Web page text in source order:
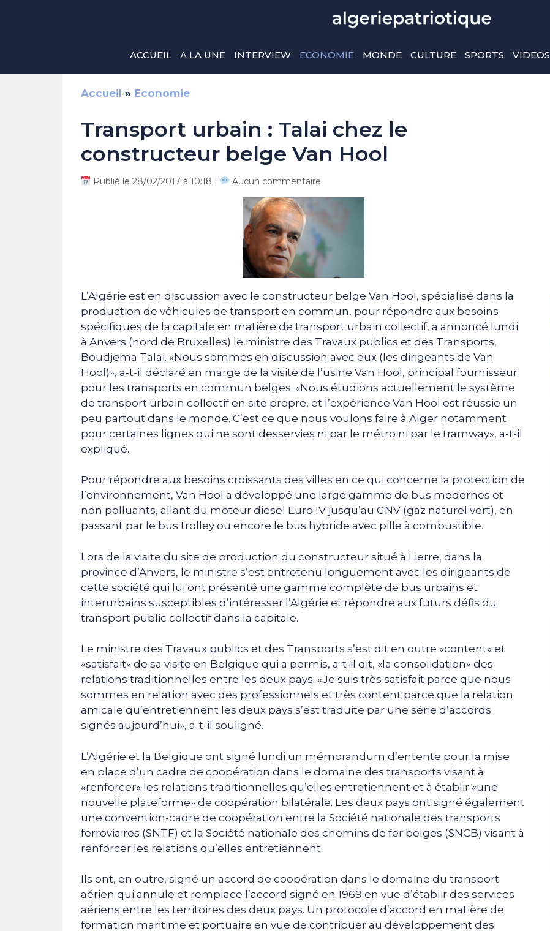
ACCUEIL A LA UNE INTERVIEW ECONOMIE MONDE CULTURE SPORTS VIDEOS
Accueil » Economie
Transport urbain : Talai chez le
constructeur belge Van Hool
Publié le 28/02/2017 à 10:18 | Aucun commentaire
L’Algérie est en discussion avec le constructeur belge Van Hool, spécialisé dans la
production de véhicules de transport en commun, pour répondre aux besoins
spécifiques de la capitale en matière de transport urbain collectif, a annoncé lundi
à Anvers (nord de Bruxelles) le ministre des Travaux publics et des Transports,
Boudjema Talai. «Nous sommes en discussion avec eux (les dirigeants de Van
Hool)», a-t-il déclaré en marge de la visite de l’usine Van Hool, principal fournisseur
pour les transports en commun belges. «Nous étudions actuellement le système
de transport urbain collectif en site propre, et l’expérience Van Hool est réussie un
peu partout dans le monde. C’est ce que nous voulons faire à Alger notamment
pour certaines lignes qui ne sont desservies ni par le métro ni par le tramway», a-t-il
expliqué.
Pour répondre aux besoins croissants des villes en ce qui concerne la protection de
l’environnement, Van Hool a développé une large gamme de bus modernes et
non polluants, allant du moteur diesel Euro IV jusqu’au GNV (gaz naturel vert), en
passant par le bus trolley ou encore le bus hybride avec pille à combustible.
Lors de la visite du site de production du constructeur situé à Lierre, dans la
province d’Anvers, le ministre s’est entretenu longuement avec les dirigeants de
cette société qui lui ont présenté une gamme complète de bus urbains et
interurbains susceptibles d’intéresser l’Algérie et répondre aux futurs défis du
transport public collectif dans la capitale.
Le ministre des Travaux publics et des Transports s’est dit en outre «content» et
«satisfait» de sa visite en Belgique qui a permis, a-t-il dit, «la consolidation» des
relations traditionnelles entre les deux pays. «Je suis très satisfait parce que nous
sommes en relation avec des professionnels et très content parce que la relation
amicale qu’entretiennent les deux pays s’est traduite par une série d’accords
signés aujourd’hui», a-t-il souligné.
L’Algérie et la Belgique ont signé lundi un mémorandum d’entente pour la mise
en place d’un cadre de coopération dans le domaine des transports visant à
«renforcer» les relations traditionnelles qu’elles entretiennent et à établir «une
nouvelle plateforme» de coopération bilatérale. Les deux pays ont signé également
une convention-cadre de coopération entre la Société nationale des transports
ferroviaires (SNTF) et la Société nationale des chemins de fer belges (SNCB) visant à
renforcer les relations qu’elles entretiennent.
Ils ont, en outre, signé un accord de coopération dans le domaine du transport
aérien qui annule et remplace l’accord signé en 1969 en vue d’établir des services
aériens entre les territoires des deux pays. Un protocole d’accord en matière de
formation maritime et portuaire en vue de contribuer au développement des